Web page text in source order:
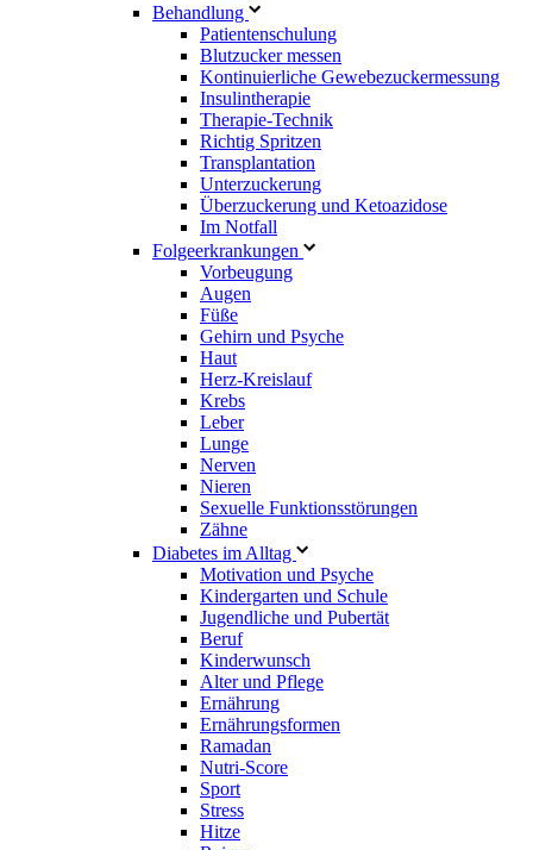
Behandlung
Patientenschulung
Blutzucker messen
Kontinuierliche Gewebezuckermessung
Insulintherapie
Therapie-Technik
Richtig Spritzen
Transplantation
Unterzuckerung
Überzuckerung und Ketoazidose
Im Notfall
Folgeerkrankungen
Vorbeugung
Augen
Füße
Gehirn und Psyche
Haut
Herz-Kreislauf
Krebs
Leber
Lunge
Nerven
Nieren
Sexuelle Funktionsstörungen
Zähne
Diabetes im Alltag
Motivation und Psyche
Kindergarten und Schule
Jugendliche und Pubertät
Beruf
Kinderwunsch
Alter und Pflege
Ernährung
Ernährungsformen
Ramadan
Nutri-Score
Sport
Stress
Hitze